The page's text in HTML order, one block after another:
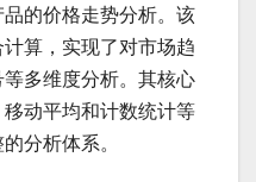
的价格走势分析。该
算，实现了对市场趋
多维度分析。其核心
动平均和计数统计等
分析体系。